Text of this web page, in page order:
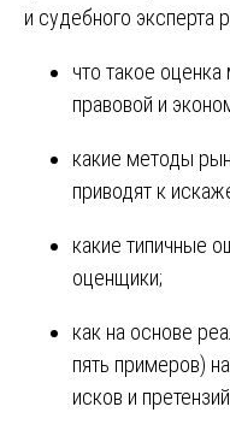
и судебного эксперта
что такое
правовой и
какие методы
приводят к
какие типичные
оценщики;
как на основе
пять примеров)
исков и